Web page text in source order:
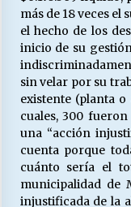
más de 18 veces el
el hecho de los
inicio de su
sin velar por su
existente (planta
cuales, 300
una “acción
cuenta porque
cuánto sería el
municipalidad de
injustificada de la